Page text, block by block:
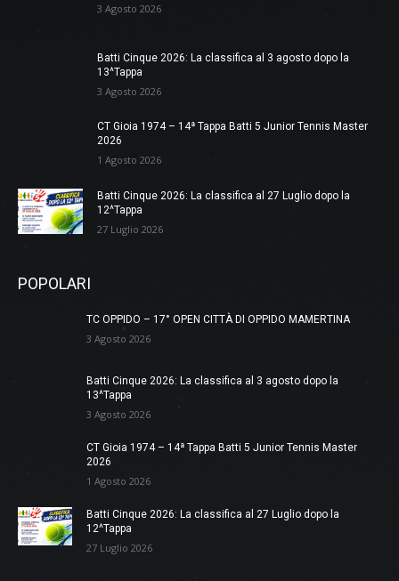
3 Agosto 2026
Batti Cinque 2026: La classifica al 3 agosto dopo la
13^Tappa
3 Agosto 2026
CT Gioia 1974 – 14ª Tappa Batti 5 Junior Tennis Master
2026
1 Agosto 2026
Batti Cinque 2026: La classifica al 27 Luglio dopo la
12^Tappa
27 Luglio 2026
POPOLARI
TC OPPIDO – 17° OPEN CITTÀ DI OPPIDO MAMERTINA
3 Agosto 2026
Batti Cinque 2026: La classifica al 3 agosto dopo la
13^Tappa
3 Agosto 2026
CT Gioia 1974 – 14ª Tappa Batti 5 Junior Tennis Master
2026
1 Agosto 2026
Batti Cinque 2026: La classifica al 27 Luglio dopo la
12^Tappa
27 Luglio 2026